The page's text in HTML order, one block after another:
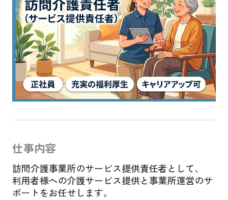
仕事内容
訪問介護事業所のサービス提供責任者として、
利用者様への介護サービス提供と事業所運営のサ
ポートをお任せします。